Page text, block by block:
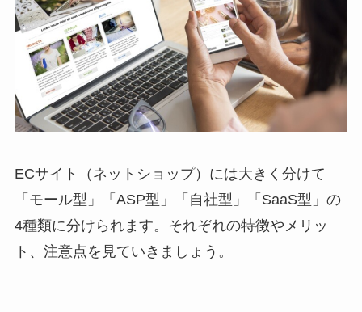
ECサイト（ネットショップ）には大きく分けて
「モール型」「ASP型」「自社型」「SaaS型」の
4種類に分けられます。それぞれの特徴やメリッ
ト、注意点を見ていきましょう。